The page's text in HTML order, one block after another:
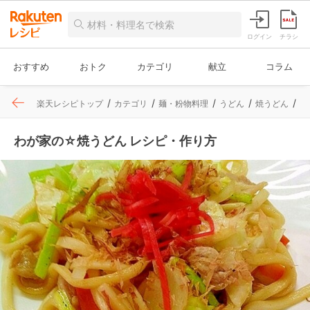
ログイン チラシ
おすすめ おトク カテゴリ 献立 コラム
楽天レシピトップ カテゴリ 麺・粉物料理 うどん 焼うどん
わが家の☆焼うどん レシピ・作り方